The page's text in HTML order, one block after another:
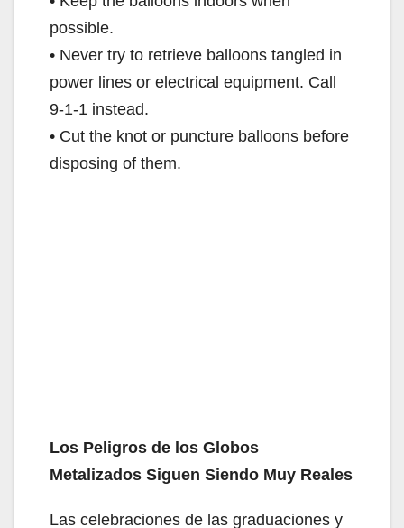
possible.
• Never try to retrieve balloons tangled in
power lines or electrical equipment. Call
9-1-1 instead.
• Cut the knot or puncture balloons before
disposing of them.
Los Peligros de los Globos
Metalizados Siguen Siendo Muy Reales
Las celebraciones de las graduaciones y